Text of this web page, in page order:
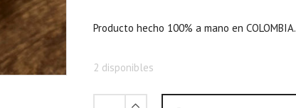
Producto hecho 100% a mano en COLOMBIA.
2 disponibles